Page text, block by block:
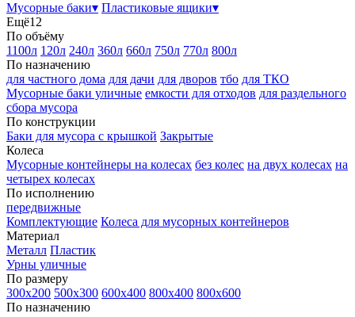
Мусорные баки▾ Пластиковые ящики▾
Ещё12
По объёму
1100л 120л 240л 360л 660л 750л 770л 800л
По назначению
для частного дома для дачи для дворов тбо для ТКО
Мусорные баки уличные емкости для отходов для раздельного
сбора мусора
По конструкции
Баки для мусора с крышкой Закрытые
Колеса
Мусорные контейнеры на колесах без колес на двух колесах на
четырех колесах
По исполнению
передвижные
Комплектующие Колеса для мусорных контейнеров
Материал
Металл Пластик
Урны уличные
По размеру
300х200 500х300 600х400 800х400 800х600
По назначению